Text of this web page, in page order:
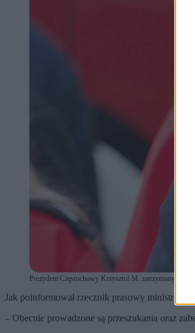
Prezydent Częstochowy Krzysztof M. zatrzymany przez
Jak poinformował rzecznik prasowy ministra
– Obecnie prowadzone są przeszukania oraz